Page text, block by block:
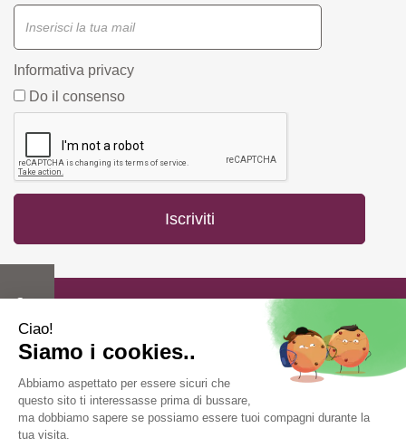
Informativa privacy
Do il consenso
Farmacia Fiorentini snc di Bergonzi Vittorio e C.
Duca D'Aosta, 1/A 42019 Scandiano ( RE) -
info@farmastore.it- Tel: 0522857517 - P.Iva 02908520352
Powered byPrenofa Web Design